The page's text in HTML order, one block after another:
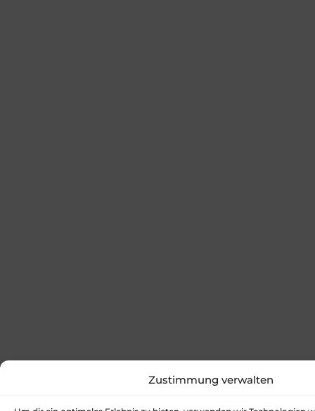
Zustimmung verwalten